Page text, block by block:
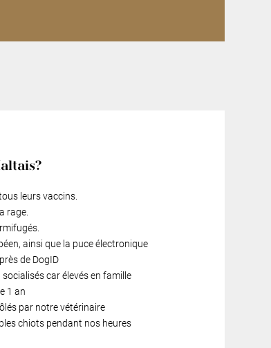
leurs vaccins.
rage.
ainsi que la puce électronique
de DogID
car élevés en famille
1 an
par notre vétérinaire
chiots pendant nos heures